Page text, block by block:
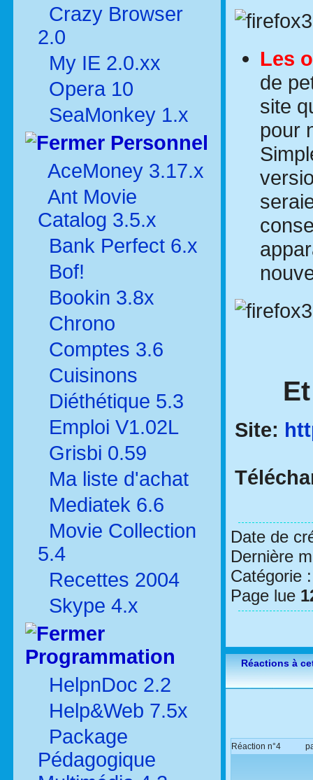
Crazy Browser
2.0
My IE 2.0.xx
Opera 10
SeaMonkey 1.x
Personnel
AceMoney 3.17.x
Ant Movie
Catalog 3.5.x
Bank Perfect 6.x
Bof!
Bookin 3.8x
Chrono
Comptes 3.6
Cuisinons
Diéthétique 5.3
Emploi V1.02L
Grisbi 0.59
Ma liste d'achat
Mediatek 6.6
Movie Collection
5.4
Recettes 2004
Skype 4.x
Programmation
HelpnDoc 2.2
Help&Web 7.5x
Package
Pédagogique
Les
de
site
pour
Site:
Date de
Dernière
Catégorie
Page lue
Réactions à
Réaction n°4